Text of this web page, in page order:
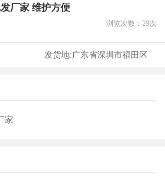
厂家 维护方便
浏览次数： 29次
发货地:广东省深圳市福田区
家